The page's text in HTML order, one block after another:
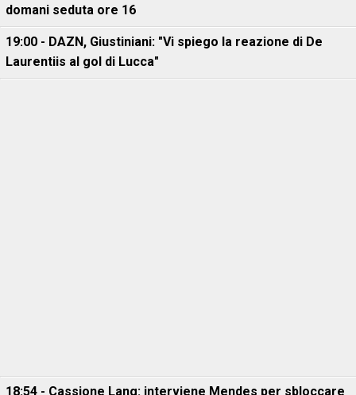
domani seduta ore 16
19:00 - DAZN, Giustiniani: "Vi spiego la reazione di De
Laurentiis al gol di Lucca"
18:54 - Cassione Lang: interviene Mendes per sbloccare